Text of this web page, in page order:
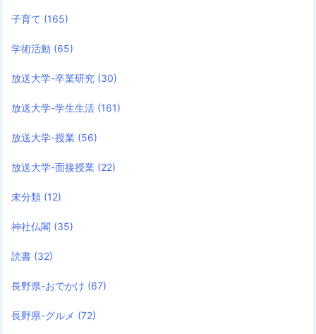
子育て (165)
学術活動 (65)
放送大学-卒業研究 (30)
放送大学-学生生活 (161)
放送大学-授業 (56)
放送大学-面接授業 (22)
未分類 (12)
神社仏閣 (35)
読書 (32)
長野県-おでかけ (67)
長野県-グルメ (72)